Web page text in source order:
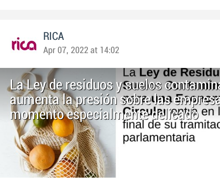
RICA
Apr 07, 2022 at 14:02
La Ley de residuos y suelos
aumenta la presión sobre las
momento especialmente delicado